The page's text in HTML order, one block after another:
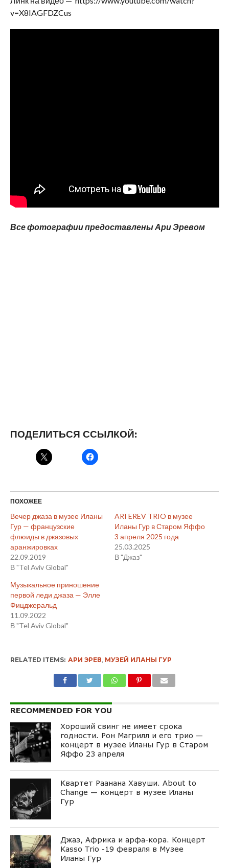
v=X8IAGFDZCus
Все фотографии предоставлены Ари Эревом
ПОДЕЛИТЬСЯ ССЫЛКОЙ:
ПОХОЖЕЕ
Вечер джаза в музее Иланы
Гур — французские
флюиды в джазовых
аранжировках
22.09.2019
В "Tel Aviv Global"
ARI EREV TRIO в музее
Иланы Гур в Старом Яффо
3 апреля 2025 года
25.03.2025
В "Джаз"
Музыкальное приношение
первой леди джаза — Элле
Фицджеральд
11.09.2022
В "Tel Aviv Global"
RELATED ITEMS: АРИ ЭРЕВ МУЗЕЙ ИЛАНЫ ГУР
RECOMMENDED FOR YOU
Хороший свинг не имеет срока
годности. Рон Магрилл и его трио —
концерт в музее Иланы Гур в Старом
Яффо 23 апреля
Квартет Раанана Хавуши. About to
Change — концерт в музее Иланы
Гур
Джаз, Африка и арфа-кора. Концерт
Kasso Trio -19 февраля в Музее
Иланы Гур